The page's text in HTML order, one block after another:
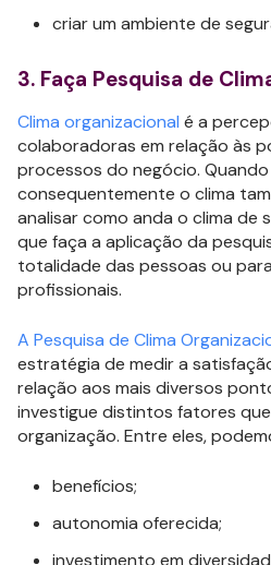
criar um ambiente de
3. Faça Pesquisa de
Clima organizacional é a
colaboradoras em relação às
processos do negócio.
consequentemente o clima
analisar como anda o clima de
que faça a aplicação da
totalidade das pessoas ou
profissionais.
A Pesquisa de Clima
estratégia de medir a
relação aos mais diversos
investigue distintos fatores
organização. Entre eles,
benefícios;
autonomia oferecida;
investimento em